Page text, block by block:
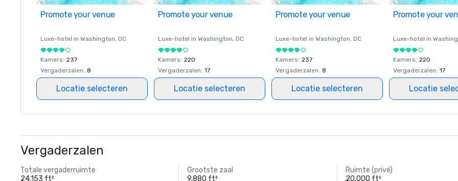
Promote your venue
Luxe-hotel in Washington, DC
Kamers: 237
Vergaderzalen: 8
Locatie selecteren
Promote your venue
Luxe-hotel in Washington, DC
Kamers: 220
Vergaderzalen: 17
Locatie selecteren
Promote your venue
Luxe-hotel in Washington, DC
Kamers: 237
Vergaderzalen: 8
Locatie selecteren
Promote your
Luxe-hotel in
Kamers: 220
Vergaderzalen: 17
Locatie
Vergaderzalen
Totale vergaderruimte
24.153 ft²
Grootste zaal
9.880 ft²
Ruimte (privé)
20.000 ft²